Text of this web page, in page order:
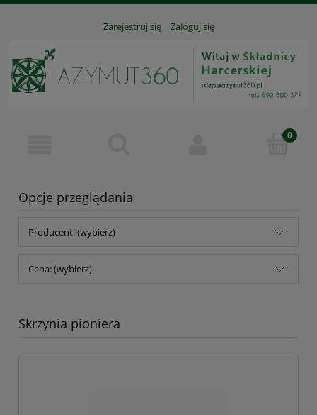
Zarejestruj się Zaloguj się
Opcje przeglądania
Producent: (wybierz)
Cena: (wybierz)
Skrzynia pioniera